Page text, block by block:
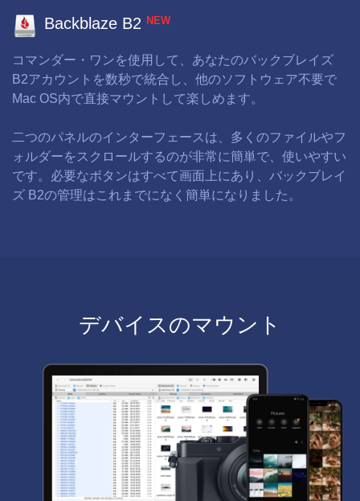
Backblaze B2 NEW
コマンダー・ワンを使用して、あなたのバックブレイズ
B2アカウントを数秒で統合し、他のソフトウェア不要で
Mac OS内で直接マウントして楽しめます。
二つのパネルのインターフェースは、多くのファイルやフ
ォルダーをスクロールするのが非常に簡単で、使いやすい
です。必要なボタンはすべて画面上にあり、バックブレイ
ズ B2の管理はこれまでになく簡単になりました。
デバイスのマウント